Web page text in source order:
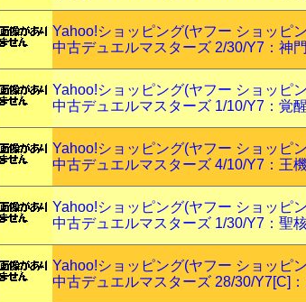
Yahoo!ショッピング(ヤフー ショッピ
中古デュエルマスターズ 2/30/Y7：神
Yahoo!ショッピング(ヤフー ショッピ
中古デュエルマスターズ 1/10/Y7：覚
Yahoo!ショッピング(ヤフー ショッピ
中古デュエルマスターズ 4/10/Y7：王
Yahoo!ショッピング(ヤフー ショッピ
中古デュエルマスターズ 1/30/Y7：聖
Yahoo!ショッピング(ヤフー ショッピ
中古デュエルマスターズ 28/30/Y7[C]